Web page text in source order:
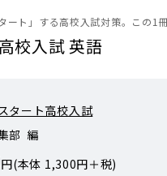
ート」する高校入試対策。この1
校入試 英語
タート高校入試
部 編
円(本体 1,300円＋税)